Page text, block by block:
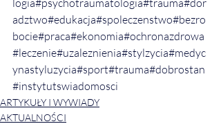
adztwo#edukacja#spoleczenstwo#bezro
bocie#praca#ekonomia#ochronazdrowa
#leczenie#uzaleznienia#stylzycia#medyc
ynastyluzycia#sport#trauma#dobrostan
#instytutswiadomosci
ARTYKUŁY I WYWIADY
AKTUALNOŚCI